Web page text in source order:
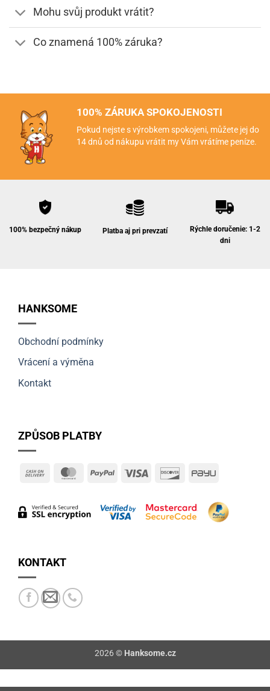
Mohu svůj produkt vrátit?
Co znamená 100% záruka?
100% ZÁRUKA SPOKOJENOSTI
Pokud nejste s výrobkem spokojeni, můžete jej do
14 dnů od nákupu vrátit my Vám vrátíme peníze.
100% bezpečný nákup Platba aj pri prevzatí
Rýchle doručenie: 1-2
dni
HANKSOME
Obchodní podmínky
Vrácení a výměna
Kontakt
ZPŮSOB PLATBY
Cash
Delivery
MasterCardPayPal Visa DiscoverPayU
KONTAKT
2026 © Hanksome.cz